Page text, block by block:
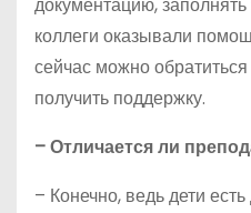
документацию,
коллеги оказывали
сейчас можно
получить поддержку.
– Отличается ли
– Конечно, ведь дети